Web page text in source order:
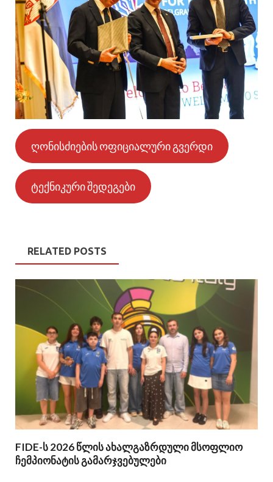
ღონისძიების ოფიციალური გვერდი
ტექნიკური შედეგები
RELATED POSTS
FIDE-ს 2026 წლის ახალგაზრდული მსოფლიო
ჩემპიონატის გამარჯვებულები